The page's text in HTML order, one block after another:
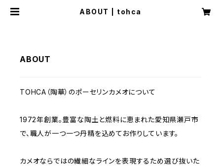
ABOUT | tohca
ABOUT
TOHCA（陶華）のポーセリンカメオについて
1972年創業。豊富な陶土と燃料に恵まれた愛知県瀬戸市
で、職人が一つ一つ丹精を込めてお作りしています。
カメオならではの繊細なラインを表現するため選び抜いた